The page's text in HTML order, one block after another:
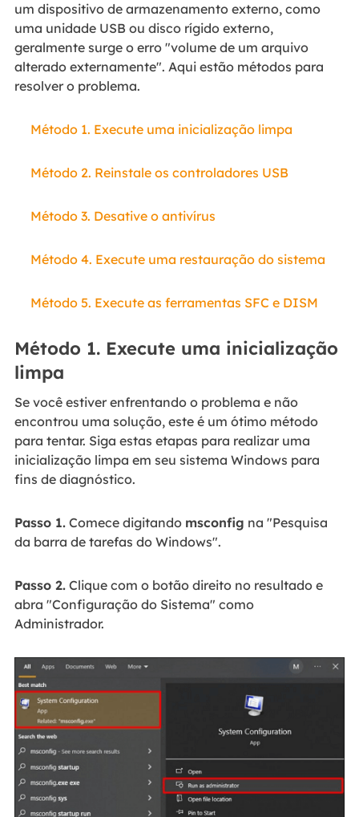
um dispositivo de armazenamento externo, como
uma unidade USB ou disco rígido externo,
geralmente surge o erro "volume de um arquivo
alterado externamente". Aqui estão métodos para
resolver o problema.
Método 1. Execute uma inicialização limpa
Método 2. Reinstale os controladores USB
Método 3. Desative o antivírus
Método 4. Execute uma restauração do sistema
Método 5. Execute as ferramentas SFC e DISM
Método 1. Execute uma inicialização
limpa
Se você estiver enfrentando o problema e não
encontrou uma solução, este é um ótimo método
para tentar. Siga estas etapas para realizar uma
inicialização limpa em seu sistema Windows para
fins de diagnóstico.
Passo 1.Comece digitando msconfig na "Pesquisa
da barra de tarefas do Windows".
Passo 2.Clique com o botão direito no resultado e
abra "Configuração do Sistema" como
Administrador.